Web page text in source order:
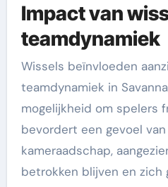
Impact van
teamdynamiek
Wissels beïnvloeden
teamdynamiek in
mogelijkheid om spelers
bevordert een gevoel
kameraadschap,
betrokken blijven en zich